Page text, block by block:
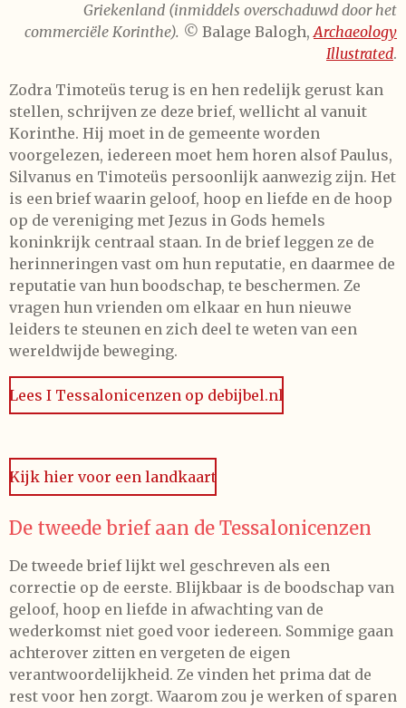
Griekenland (inmiddels overschaduwd door het
commerciële Korinthe). © Balage Balogh,Archaeology
Illustrated.
Zodra Timoteüs terug is en hen redelijk gerust kan
stellen, schrijven ze deze brief, wellicht al vanuit
Korinthe. Hij moet in de gemeente worden
voorgelezen, iedereen moet hem horen alsof Paulus,
Silvanus en Timoteüs persoonlijk aanwezig zijn. Het
is een brief waarin geloof, hoop en liefde en de hoop
op de vereniging met Jezus in Gods hemels
koninkrijk centraal staan. In de brief leggen ze de
herinneringen vast om hun reputatie, en daarmee de
reputatie van hun boodschap, te beschermen. Ze
vragen hun vrienden om elkaar en hun nieuwe
leiders te steunen en zich deel te weten van een
wereldwijde beweging.
Lees I Tessalonicenzen op debijbel.nl
Kijk hier voor een landkaart
De tweede brief aan de Tessalonicenzen
De tweede brief lijkt wel geschreven als een
correctie op de eerste. Blijkbaar is de boodschap van
geloof, hoop en liefde in afwachting van de
wederkomst niet goed voor iedereen. Sommige gaan
achterover zitten en vergeten de eigen
verantwoordelijkheid. Ze vinden het prima dat de
rest voor hen zorgt. Waarom zou je werken of sparen